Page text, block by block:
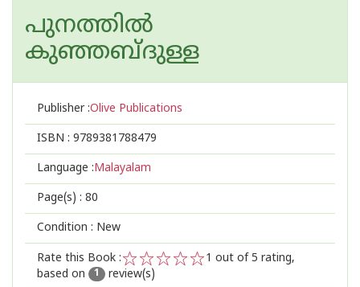
പുനത്തില്‍
കുഞ്ഞബ്ദുള്ള
Publisher :Olive Publications
ISBN : 9789381788479
Language :Malayalam
Page(s) : 80
Condition : New
Rate this Book :
2
1
1 out of 5 rating,
based on
1 review(s)